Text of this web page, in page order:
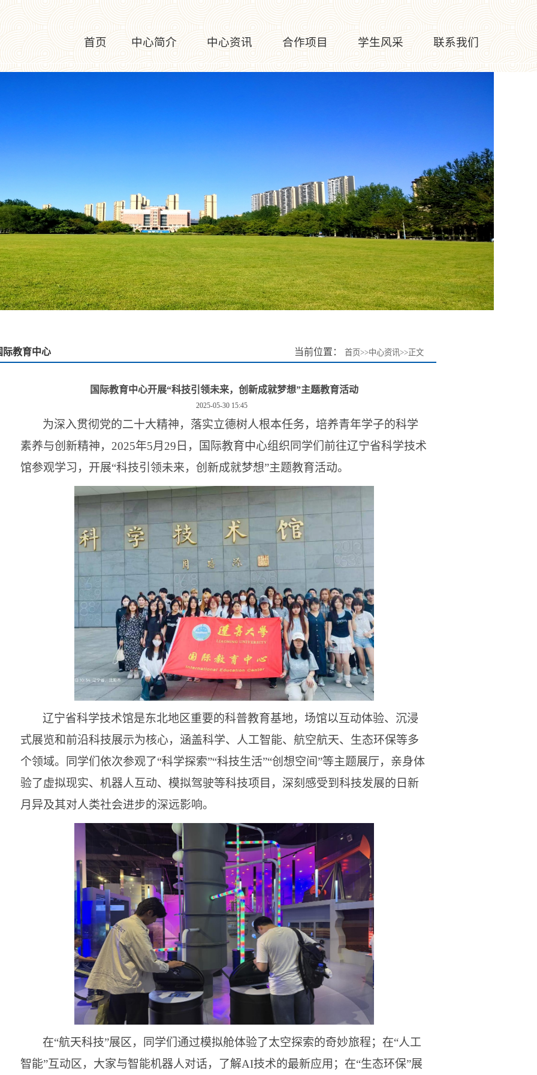
首页 中心简介 中心资讯 合作项目 学生风采 联系我们
际教育中心 当前位置： 首页>>中心资讯>>正文
国际教育中心开展“科技引领未来，创新成就梦想”主题教育活动
2025-05-30 15:45
为深入贯彻党的二十大精神，落实立德树人根本任务，培养青年学子的科学
素养与创新精神， 2025年5月29日，国际教育中心组织同学们前往辽宁省科学技术
馆参观学习，开展“科技引领未来，创新成就梦想”主题教育活动。
辽宁省科学技术馆是东北地区重要的科普教育基地，场馆以互动体验、沉浸
式展览和前沿科技展示为核心，涵盖科学、人工智能、航空航天、生态环保等多
个领域。同学们依次参观了“科学探索”“科技生活”“创想空间”等主题展厅，亲身体
验了虚拟现实、机器人互动、模拟驾驶等科技项目，深刻感受到科技发展的日新
月异及其对人类社会进步的深远影响。
在“航天科技”展区，同学们通过模拟舱体验了太空探索的奇妙旅程；在“人工
智能”互动区，大家与智能机器人对话，了解AI技术的最新应用；在“生态环保”展